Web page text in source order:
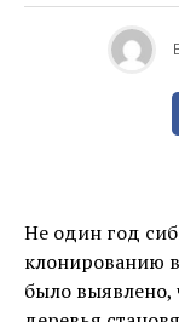
Не один год
клонированию
было выявлено,